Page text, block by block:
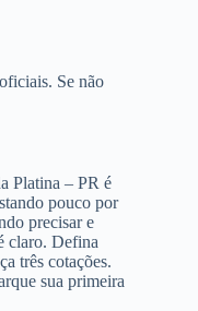
Se não
Platina – PR é
pouco por
precisar e
claro. Defina
três cotações.
sua primeira